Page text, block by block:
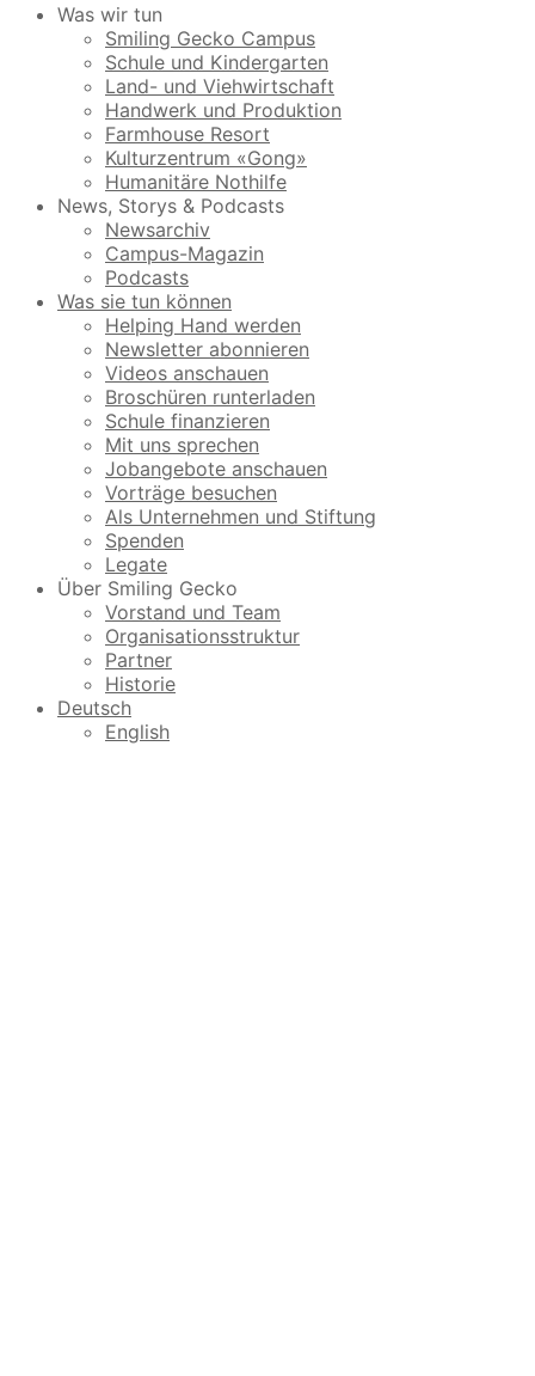
Was wir tun
Smiling Gecko Campus
Schule und Kindergarten
Land- und Viehwirtschaft
Handwerk und Produktion
Farmhouse Resort
Kulturzentrum «Gong»
Humanitäre Nothilfe
News, Storys & Podcasts
Newsarchiv
Campus-Magazin
Podcasts
Was sie tun können
Helping Hand werden
Newsletter abonnieren
Videos anschauen
Broschüren runterladen
Schule finanzieren
Mit uns sprechen
Jobangebote anschauen
Vorträge besuchen
Als Unternehmen und Stiftung
Spenden
Legate
Über Smiling Gecko
Vorstand und Team
Organisationsstruktur
Partner
Historie
Deutsch
English